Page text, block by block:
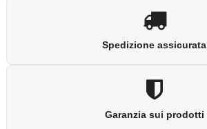
Spedizione assicurata
Garanzia sui prodotti